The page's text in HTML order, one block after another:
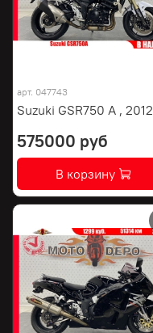
арт. 047743
Suzuki GSR750 A , 2012
575000 руб
В корзину